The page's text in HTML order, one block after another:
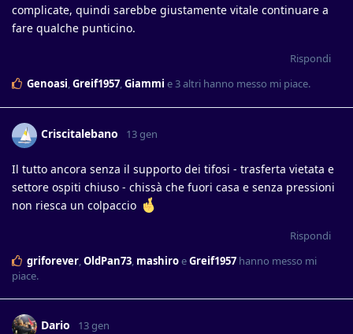
complicate, quindi sarebbe giustamente vitale continuare a
fare qualche punticino.
Rispondi
Genoasi Greif1957 Giammi e 3altri hanno messo mi piace.
Criscitalebano 13 gen
Il tutto ancora senza il supporto dei tifosi - trasferta vietata e
settore ospiti chiuso - chissà che fuori casa e senza pressioni
non riesca un colpaccio
Rispondi
griforever OldPan73 mashiroeGreif1957 hanno messo mi
piace.
Dario 13 gen